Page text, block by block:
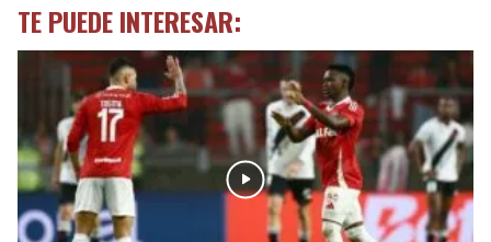
TE PUEDE INTERESAR: